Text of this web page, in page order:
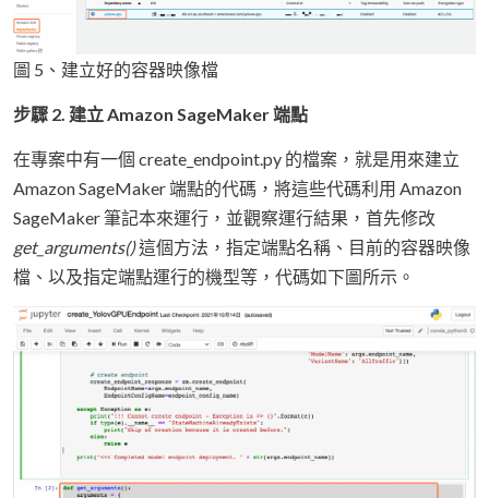
圖 5、建立好的容器映像檔
步驟 2. 建立 Amazon SageMaker 端點
在專案中有一個 create_endpoint.py 的檔案，就是用來建立
Amazon SageMaker 端點的代碼，將這些代碼利用 Amazon
SageMaker 筆記本來運行，並觀察運行結果，首先修改
get_arguments()這個方法，指定端點名稱、目前的容器映像
檔、以及指定端點運行的機型等，代碼如下圖所示。